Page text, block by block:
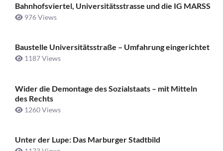
Bahnhofsviertel, Universitätsstrasse und die IG MARSS
976 Views
Baustelle Universitätsstraße ­– Umfahrung eingerichtet
1187 Views
Wider die Demontage des Sozialstaats – mit Mitteln
des Rechts
1260 Views
Unter der Lupe: Das Marburger Stadtbild